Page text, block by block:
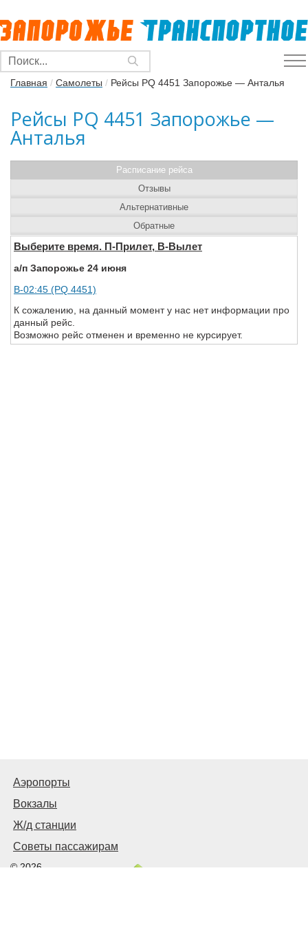
Главная / Самолеты / Рейсы PQ 4451 Запорожье — Анталья
Рейсы PQ 4451 Запорожье —
Анталья
Расписание рейса
Выберите время. П-Прилет, В-Вылет
а/п Запорожье 24 июня
В-02:45 (PQ 4451)
К сожалению, на данный момент у нас нет информации про
данный рейс.
Возможно рейс отменен и временно не курсирует.
Отзывы
Альтернативные
Обратные
Аэропорты
Вокзалы
Ж/д станции
Советы пассажирам
© 2026